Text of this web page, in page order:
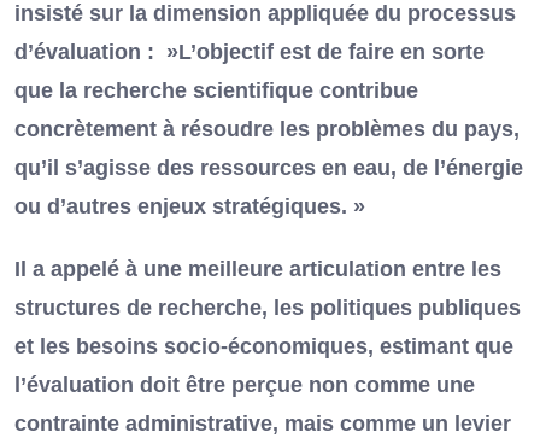
insisté sur la dimension appliquée du processus
d’évaluation : »L’objectif est de faire en sorte
que la recherche scientifique contribue
concrètement à résoudre les problèmes du pays,
qu’il s’agisse des ressources en eau, de l’énergie
ou d’autres enjeux stratégiques. »
Il a appelé à une meilleure articulation entre les
structures de recherche, les politiques publiques
et les besoins socio-économiques, estimant que
l’évaluation doit être perçue non comme une
contrainte administrative, mais comme un levier